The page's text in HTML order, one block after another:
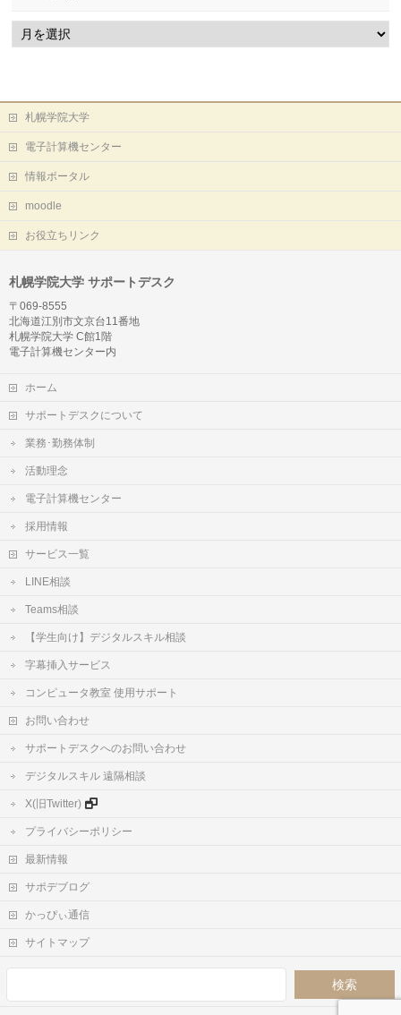
ア
ー
札幌学院大学
電子計算機センター
情報ポータル
moodle
お役立ちリンク
札幌学院大学 サポートデスク
〒069-8555
北海道江別市文京台11番地
札幌学院大学 C館1階
電子計算機センター内
ホーム
サポートデスクについて
業務･勤務体制
活動理念
電子計算機センター
採用情報
サービス一覧
LINE相談
Teams相談
【学生向け】デジタルスキル相談
字幕挿入サービス
コンピュータ教室 使用サポート
お問い合わせ
サポートデスクへのお問い合わせ
デジタルスキル 遠隔相談
X(旧Twitter)
プライバシーポリシー
最新情報
サポデブログ
かっぴぃ通信
サイトマップ